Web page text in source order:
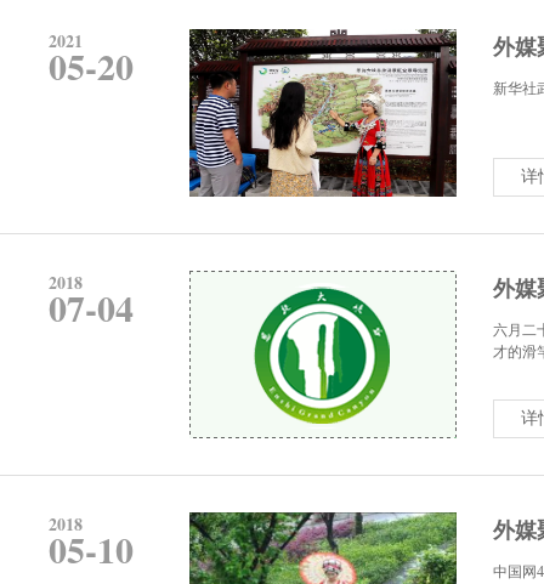
2021
05-20 外媒
新华社
详
2018
07-04 外媒
六月二
才的滑
详
2018
05-10 外媒
中国网